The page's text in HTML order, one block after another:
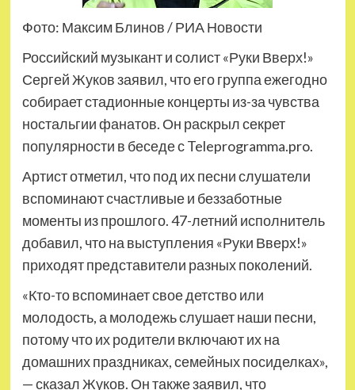
Фото: Максим Блинов / РИА Новости
Российский музыкант и солист «Руки Вверх!»
Сергей Жуков заявил, что его группа ежегодно
собирает стадионные концерты из-за чувства
ностальгии фанатов. Он раскрыл секрет
популярности в беседе с Teleprogramma.pro.
Артист отметил, что под их песни слушатели
вспоминают счастливые и беззаботные
моменты из прошлого. 47-летний исполнитель
добавил, что на выступления «Руки Вверх!»
приходят представители разных поколений.
«Кто-то вспоминает свое детство или
молодость, а молодежь слушает наши песни,
потому что их родители включают их на
домашних праздниках, семейных посиделках»,
— сказал Жуков. Он также заявил, что